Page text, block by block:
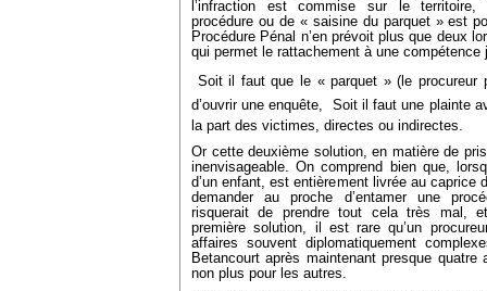
l’infraction est commise sur le territoire,
procédure ou de « saisine du parquet » est
Procédure Pénal n’en prévoit plus que deux
qui permet le rattachement à une compétence
 Soit il faut que le « parquet » (le
d’ouvrir une enquête,  Soit il faut une plainte
la part des victimes, directes ou indirectes.
Or cette deuxième solution, en matière de
inenvisageable. On comprend bien que,
d’un enfant, est entièrement livrée au caprice
demander au proche d’entamer une
risquerait de prendre tout cela très mal,
première solution, il est rare qu’un
affaires souvent diplomatiquement
Betancourt après maintenant presque
non plus pour les autres.